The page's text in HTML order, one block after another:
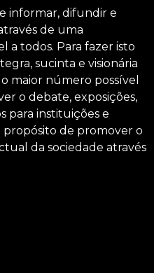
informar, difundir e
de uma
a todos. Para fazer isto
sucinta e visionária
maior número possível
o debate, exposições,
para instituições e
propósito de promover o
da sociedade através